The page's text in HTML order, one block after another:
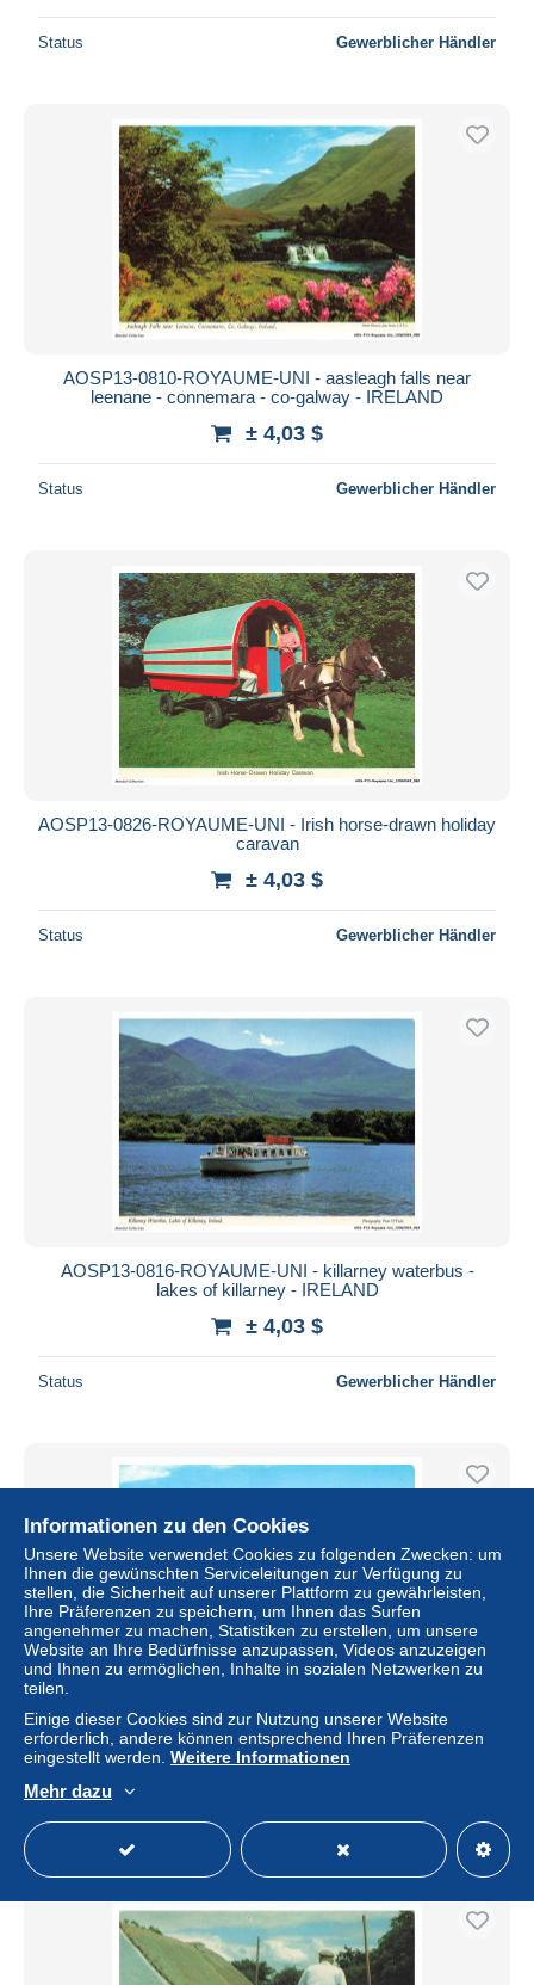
Status Gewerblicher Händler
AOSP13-0810-ROYAUME-UNI - aasleagh falls near
leenane - connemara - co-galway - IRELAND
± 4,03 $
Status Gewerblicher Händler
AOSP13-0826-ROYAUME-UNI - Irish horse-drawn holiday
caravan
± 4,03 $
Status Gewerblicher Händler
AOSP13-0816-ROYAUME-UNI - killarney waterbus -
lakes of killarney - IRELAND
± 4,03 $
Status Gewerblicher Händler
AOSP13-0817-ROYAUME-UNI - the village of dooagh -
achill island - co mayo - IRELAND
± 4,03 $
Status Gewerblicher Händler
Informationen zu den Cookies
Unsere Website verwendet Cookies zu folgenden Zwecken: um
Ihnen die gewünschten Serviceleitungen zur Verfügung zu
stellen, die Sicherheit auf unserer Plattform zu gewährleisten,
Ihre Präferenzen zu speichern, um Ihnen das Surfen
angenehmer zu machen, Statistiken zu erstellen, um unsere
Website an Ihre Bedürfnisse anzupassen, Videos anzuzeigen
und Ihnen zu ermöglichen, Inhalte in sozialen Netzwerken zu
teilen.
Einige dieser Cookies sind zur Nutzung unserer Website
erforderlich, andere können entsprechend Ihren Präferenzen
eingestellt werden. Weitere Informationen
Mehr dazu